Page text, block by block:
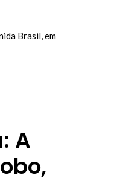
Brasil, em
A